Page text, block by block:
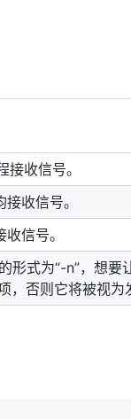
收信号。
收信号。
信号。
形式为“-n”，想要
否则它将被视为